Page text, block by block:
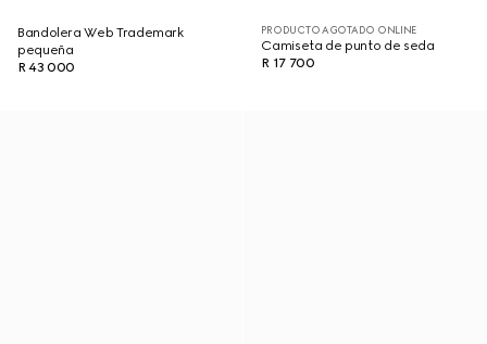
Bandolera Web Trademark
pequeña
R 43 000
PRODUCTO AGOTADO ONLINE
Camiseta de punto de seda
R 17 700